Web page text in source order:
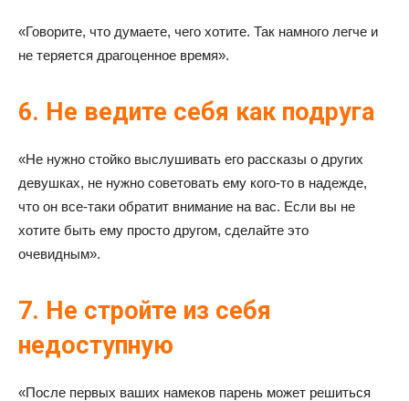
«Говорите, что думаете, чего хотите. Так намного легче и
не теряется драгоценное время».
6. Не ведите себя как подруга
«Не нужно стойко выслушивать его рассказы о других
девушках, не нужно советовать ему кого-то в надежде,
что он все-таки обратит внимание на вас. Если вы не
хотите быть ему просто другом, сделайте это
очевидным».
7. Не стройте из себя
недоступную
«После первых ваших намеков парень может решиться